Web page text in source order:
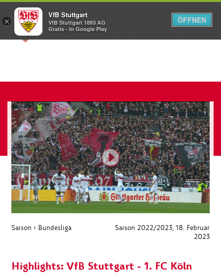
Menü
Saison › Bundesliga Saison 2022/2023, 18. Februar
2023
Highlights: VfB Stuttgart - 1. FC Köln
×
VfB Stuttgart
VfB Stuttgart 1893 AG
Gratis - In Google Play
ÖFFNEN